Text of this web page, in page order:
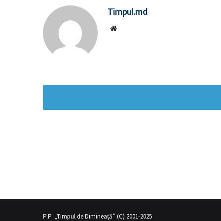
Timpul.md
üvey annesi gibisex hikayeleriolduğunu fark eden genç
P.P. „Timpul de Dimineață” (C) 2001-2025